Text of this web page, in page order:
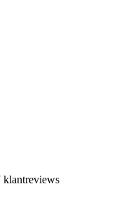
klantreviews